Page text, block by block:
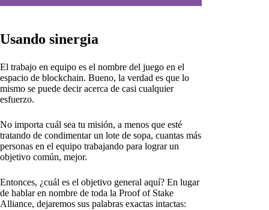
Usando sinergia
El trabajo en equipo es el nombre del juego en el
espacio de blockchain. Bueno, la verdad es que lo
mismo se puede decir acerca de casi cualquier
esfuerzo.
No importa cuál sea tu misión, a menos que esté
tratando de condimentar un lote de sopa, cuantas más
personas en el equipo trabajando para lograr un
objetivo común, mejor.
Entonces, ¿cuál es el objetivo general aquí? En lugar
de hablar en nombre de toda la Proof of Stake
Alliance, dejaremos sus palabras exactas intactas: